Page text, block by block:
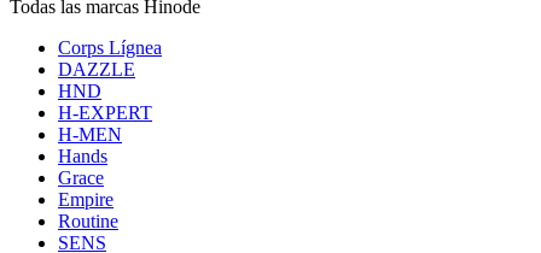
Todas las marcas Hinode
Corps Lígnea
DAZZLE
HND
H-EXPERT
H-MEN
Hands
Grace
Empire
Routine
SENS